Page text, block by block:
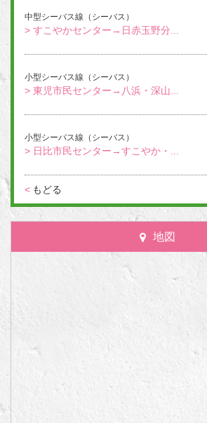
中型シーバス線（シーバス）
> すこやかセンター→日赤玉野分...
小型シーバス線（シーバス）
> 東児市民センター→八浜・深山...
小型シーバス線（シーバス）
> 日比市民センター→すこやか・...
< もどる
地図